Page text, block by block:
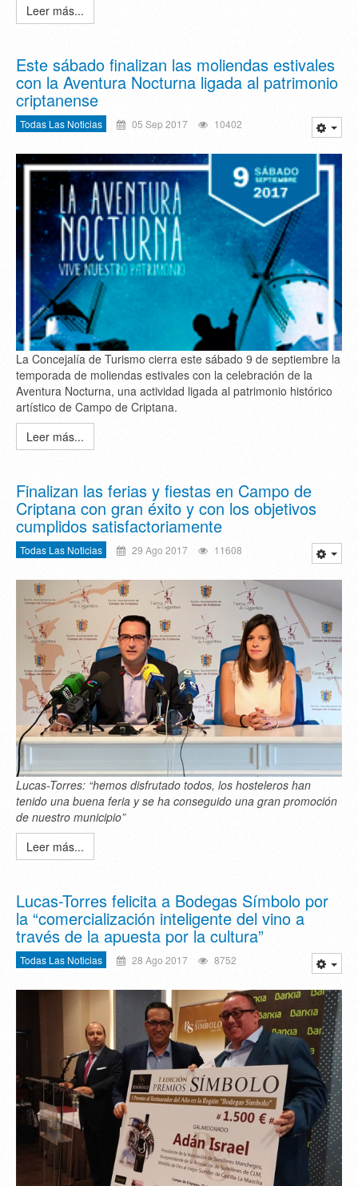
Leer más...
Este sábado finalizan las moliendas estivales
con la Aventura Nocturna ligada al patrimonio
criptanense
Todas Las Noticias 05 Sep 2017 10402
La Concejalía de Turismo cierra este sábado 9 de septiembre la
temporada de moliendas estivales con la celebración de la
Aventura Nocturna, una actividad ligada al patrimonio histórico
artístico de Campo de Criptana.
Leer más...
Finalizan las ferias y fiestas en Campo de
Criptana con gran éxito y con los objetivos
cumplidos satisfactoriamente
Todas Las Noticias 29 Ago 2017 11608
Lucas-Torres: “hemos disfrutado todos, los hosteleros han
tenido una buena feria y se ha conseguido una gran promoción
de nuestro municipio”
Leer más...
Lucas-Torres felicita a Bodegas Símbolo por
la “comercialización inteligente del vino a
través de la apuesta por la cultura”
Todas Las Noticias 28 Ago 2017 8752